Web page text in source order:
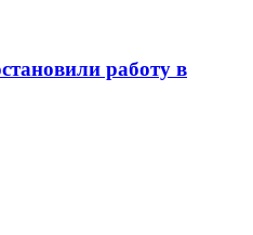
работу в